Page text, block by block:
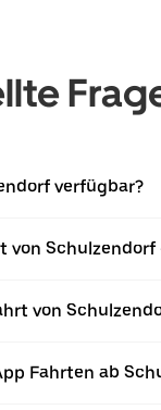
verfügbar?
von
von
Fahrten ab